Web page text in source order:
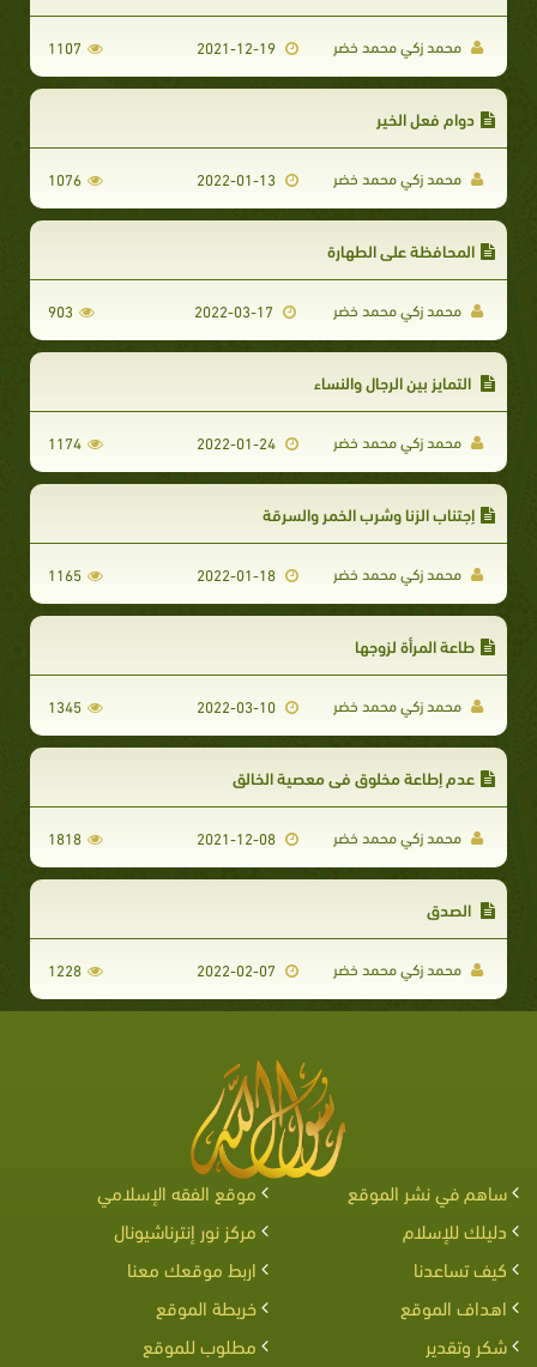
محمد زكي محمد خضر 2021-12-19
1107
دوام فعل الخير
محمد زكي محمد خضر 2022-01-13
1076
المحافظة على الطهارة
محمد زكي محمد خضر 903
​ التمايز بين الرجال والنساء
محمد زكي محمد خضر 2022-01-24
1174
إجتناب الزنا وشرب الخمر والسرقة
محمد زكي محمد خضر 2022-01-18
1165
طاعة المرأة لزوجها
محمد زكي محمد خضر 2022-03-10
1345
عدم إطاعة مخلوق في معصية الخالق
محمد زكي محمد خضر 2021-12-08
1818
الصدق
محمد زكي محمد خضر 1228
ساهم في نشر الموقع
موقع الفقه الإسلامي
دليلك للإسلام
مركز نور إنترناشيونال
كيف تساعدنا
اربط موقعك معنا
اهداف الموقع
خريطة الموقع
شكر وتقدير
مطلوب للموقع